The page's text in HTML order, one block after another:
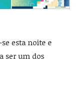
esta noite e
ser um dos